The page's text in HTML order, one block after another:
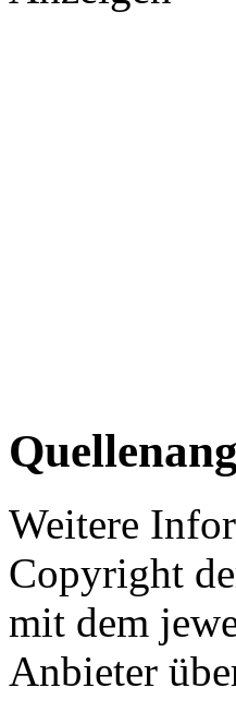
Weitere
Copyright
mit dem
Anbieter